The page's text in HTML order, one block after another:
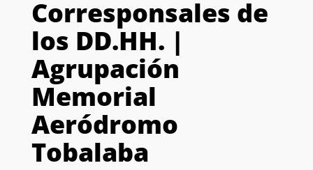
Corresponsales de
los DD.HH. |
Agrupación
Memorial
Aeródromo
Tobalaba